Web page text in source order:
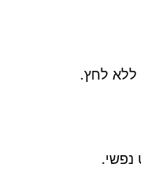
ללא לחץ.
נפשי.